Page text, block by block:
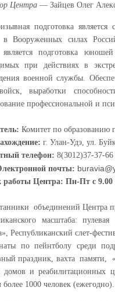
Центра — Зайцев Олег
подготовка является
в Вооруженных силах
является подготовка
при действиях в
военной службы.
выработки
профессиональной и
Комитет по образованию
г. Улан-Удэ, ул.
телефон: 8(3012)37-37-66
почты:
работы Центра: Пн-Пт с 9.00
объединений Центра
масштаба:
Республиканский слет-
по пейнтболу среди
праздник, вахта памяти,
домов и
более 1000 человек (ежегодно).